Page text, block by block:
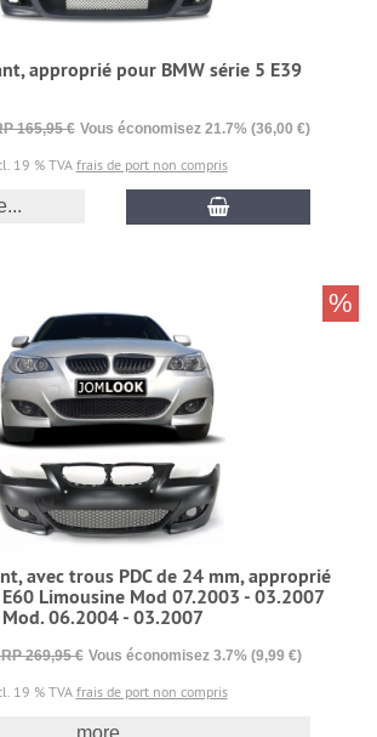
approprié pour BMW série 5 E39
165,95 € Vous économisez 21.7% (36,00 €)
19 % TVAfrais de port non compris
avec trous PDC de 24 mm, approprié
Limousine Mod 07.2003 - 03.2007
06.2004 - 03.2007
269,95 € Vous économisez 3.7% (9,99 €)
19 % TVAfrais de port non compris
more...
%